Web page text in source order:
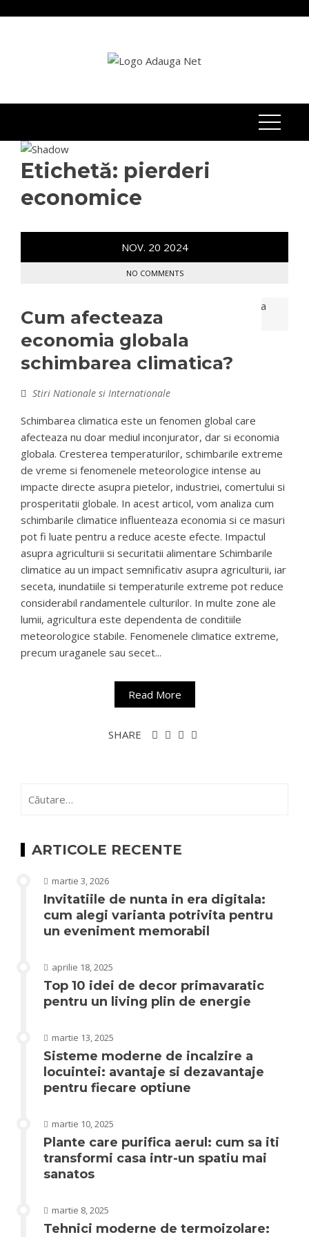
Etichetă: pierderi
economice
NOV. 20 2024
NO COMMENTS
Cum afecteaza
economia globala
schimbarea climatica?
Stiri Nationale si Internationale
Schimbarea climatica este un fenomen global care
afecteaza nu doar mediul inconjurator, dar si economia
globala. Cresterea temperaturilor, schimbarile extreme
de vreme si fenomenele meteorologice intense au
impacte directe asupra pietelor, industriei, comertului si
prosperitatii globale. In acest articol, vom analiza cum
schimbarile climatice influenteaza economia si ce masuri
pot fi luate pentru a reduce aceste efecte. Impactul
asupra agriculturii si securitatii alimentare Schimbarile
climatice au un impact semnificativ asupra agriculturii, iar
seceta, inundatiile si temperaturile extreme pot reduce
considerabil randamentele culturilor. In multe zone ale
lumii, agricultura este dependenta de conditiile
meteorologice stabile. Fenomenele climatice extreme,
precum uraganele sau secet...
Read More
SHARE
după:
ARTICOLE RECENTE
martie 3, 2026
Invitatiile de nunta in era digitala:
cum alegi varianta potrivita pentru
un eveniment memorabil
aprilie 18, 2025
Top 10 idei de decor primavaratic
pentru un living plin de energie
martie 13, 2025
Sisteme moderne de incalzire a
locuintei: avantaje si dezavantaje
pentru fiecare optiune
martie 10, 2025
Plante care purifica aerul: cum sa iti
transformi casa intr-un spatiu mai
sanatos
martie 8, 2025
Tehnici moderne de termoizolare: